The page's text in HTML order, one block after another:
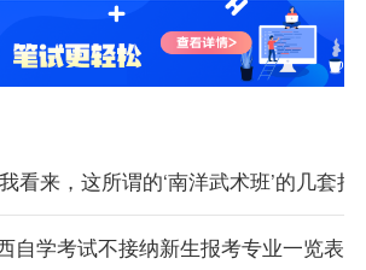
看来，这所谓的‘南洋武术班’的几套
自学考试不接纳新生报考专业一览表